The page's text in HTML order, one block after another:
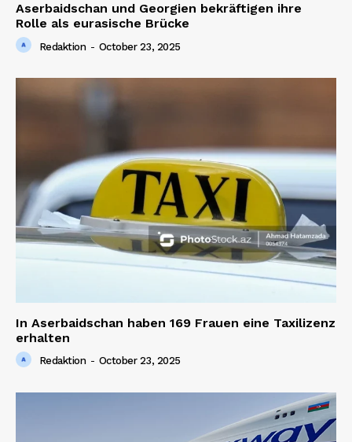
Aserbaidschan und Georgien bekräftigen ihre
Rolle als eurasische Brücke
Redaktion - October 23, 2025
In Aserbaidschan haben 169 Frauen eine Taxilizenz
erhalten
Redaktion - October 23, 2025